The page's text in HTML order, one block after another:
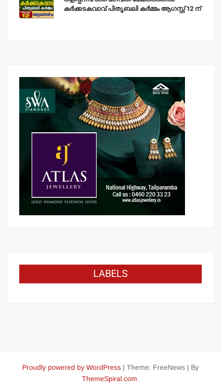
കര്‍ക്കടകവാവ് പിതൃബലി കര്‍മ്മം ആഗസ്റ്റ് 12 ന്
LABELS
Proudly powered by WordPress | Theme: FreeNews | By
ThemeSpiral.com.